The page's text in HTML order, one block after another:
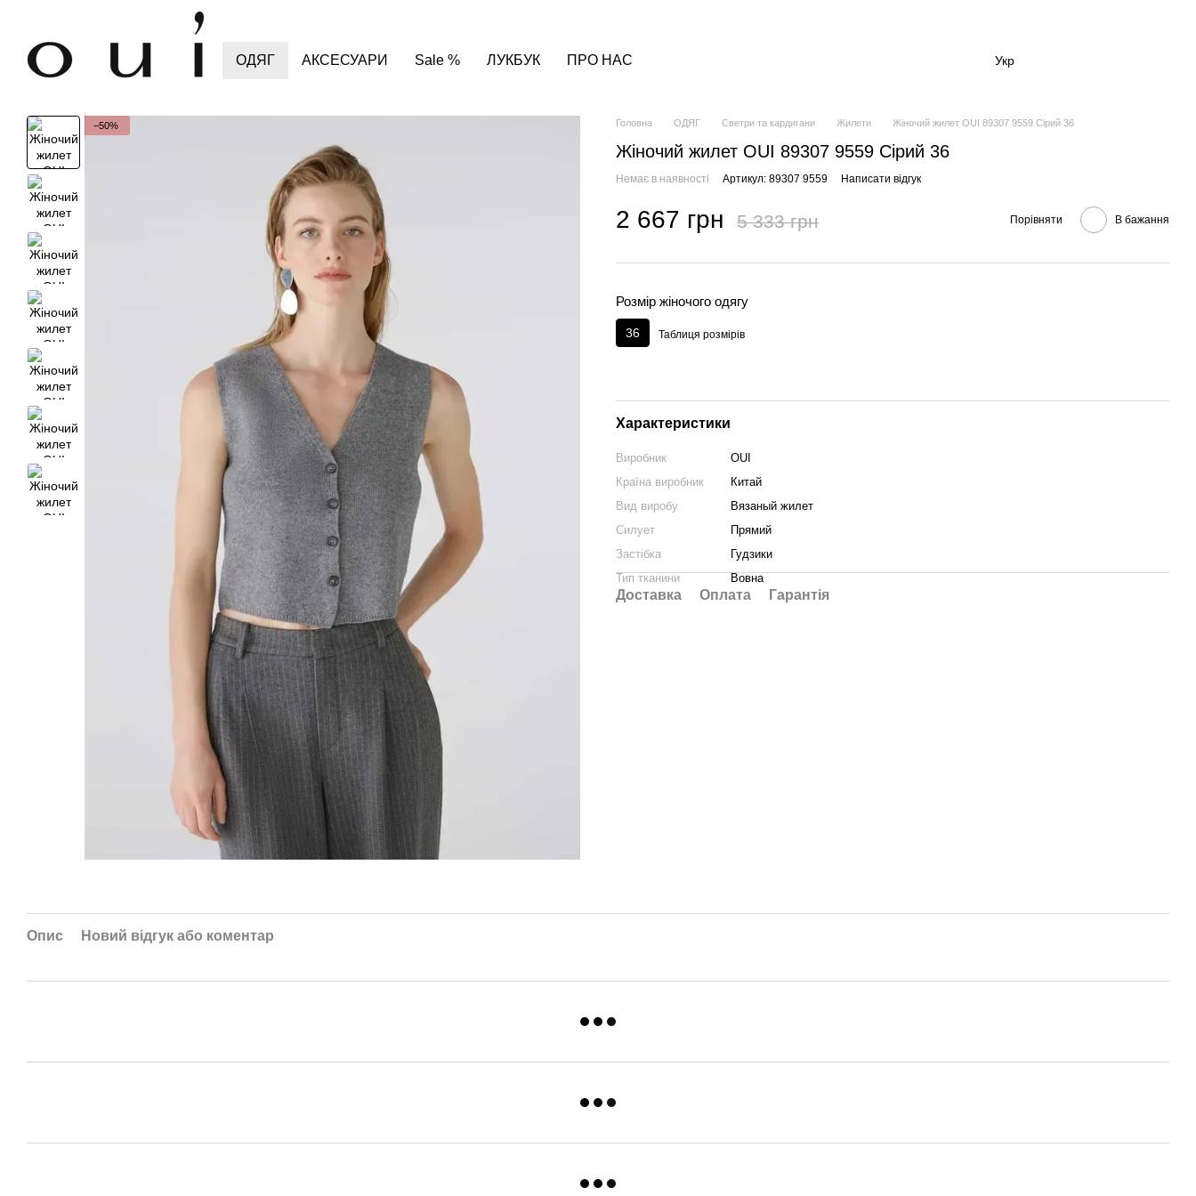
Перейти до основного контенту
ОДЯГ АКСЕСУАРИ Sale % ЛУКБУК ПРО НАС Укр
−50% Головна ОДЯГ Светри та кардигани Жилети Жіночий жилет OUI 89307 9559 Сірий 36
Жіночий жилет OUI 89307 9559 Сірий 36
Немає в наявності Артикул: 89307 9559 Написати відгук
2 667 грн 5 333 грн Порівняти В бажання
Розмір жіночого одягу
36 Таблиця розмірів
Характеристики
Виробник
OUI
Країна виробник
Китай
Вид виробу
Вязаный жилет
Силует
Прямий
Застібка
Гудзики
Тип тканини
Вовна
Доставка Оплата Гарантія
Опис Новий відгук або коментар